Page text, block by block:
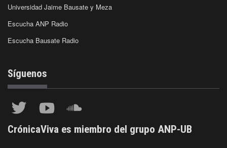
Universidad Jaime Bausate y Meza
Escucha ANP Radio
Escucha Bausate Radio
Síguenos
CrónicaViva es miembro del grupo ANP-UB